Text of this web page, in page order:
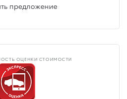
предложение
ОЦЕНКИ СТОИМОСТИ